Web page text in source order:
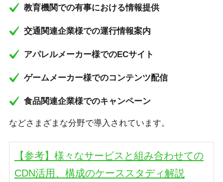
教育機関での有事における情報提供
交通関連企業様での運行情報案内
アパレルメーカー様でのECサイト
ゲームメーカー様でのコンテンツ配信
食品関連企業様でのキャンペーン
などさまざまな分野で導入されています。
【参考】様々なサービスと組み合わせての
CDN活用、構成のケーススタディ解説